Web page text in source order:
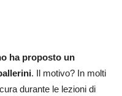
ha proposto un
. Il motivo? In molti
durante le lezioni di